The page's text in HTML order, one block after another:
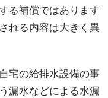
る補償ではあります
れる内容は大きく異
宅の給排水設備の事
漏水などによる水漏